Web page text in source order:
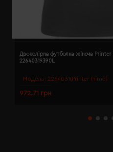
Модель: 2264031(Printer Prime)
Двоколірна футболка жіноча
22640319390L
972.71 грн